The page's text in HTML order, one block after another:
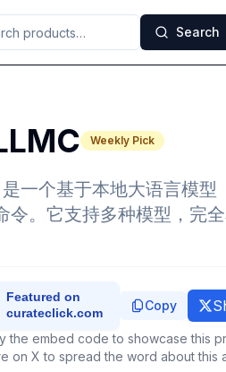
Search
Weekly Pick
一个基于本地大语言模
令。它支持多种模型，完
Copy
the embed code to showcase this
on X to spread the word about this